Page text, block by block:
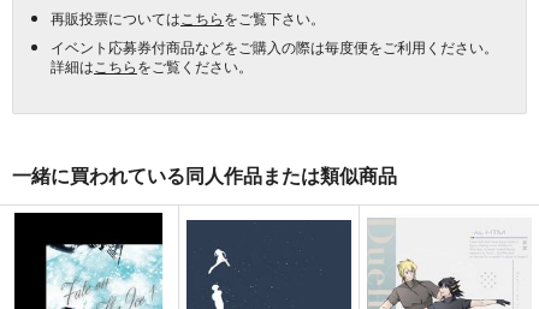
再販投票については こちらをご覧下さい。
イベント応募券付商品などをご購入の際は毎度便をご利用ください。
詳細は こちらをご覧ください。
一緒に買われている同人作品または類似商品